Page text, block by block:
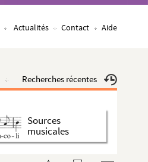
Actualités Contact Aide
Recherches récentes
Sources
musicales